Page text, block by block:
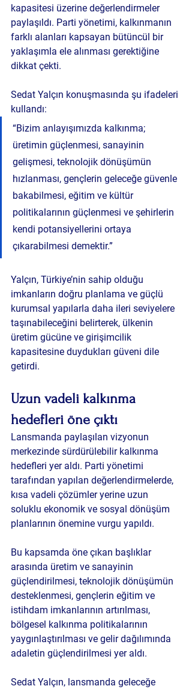
kapasitesi üzerine değerlendirmeler
paylaşıldı. Parti yönetimi, kalkınmanın
farklı alanları kapsayan bütüncül bir
yaklaşımla ele alınması gerektiğine
dikkat çekti.
Sedat Yalçın konuşmasında şu ifadeleri
kullandı:
“Bizim anlayışımızda kalkınma;
üretimin güçlenmesi, sanayinin
gelişmesi, teknolojik dönüşümün
hızlanması, gençlerin geleceğe güvenle
bakabilmesi, eğitim ve kültür
politikalarının güçlenmesi ve şehirlerin
kendi potansiyellerini ortaya
çıkarabilmesi demektir.”
Yalçın, Türkiye’nin sahip olduğu
imkanların doğru planlama ve güçlü
kurumsal yapılarla daha ileri seviyelere
taşınabileceğini belirterek, ülkenin
üretim gücüne ve girişimcilik
kapasitesine duydukları güveni dile
getirdi.
Uzun vadeli kalkınma
hedefleri öne çıktı
Lansmanda paylaşılan vizyonun
merkezinde sürdürülebilir kalkınma
hedefleri yer aldı. Parti yönetimi
tarafından yapılan değerlendirmelerde,
kısa vadeli çözümler yerine uzun
soluklu ekonomik ve sosyal dönüşüm
planlarının önemine vurgu yapıldı.
Bu kapsamda öne çıkan başlıklar
arasında üretim ve sanayinin
güçlendirilmesi, teknolojik dönüşümün
desteklenmesi, gençlerin eğitim ve
istihdam imkanlarının artırılması,
bölgesel kalkınma politikalarının
yaygınlaştırılması ve gelir dağılımında
adaletin güçlendirilmesi yer aldı.
Sedat Yalçın, lansmanda geleceğe